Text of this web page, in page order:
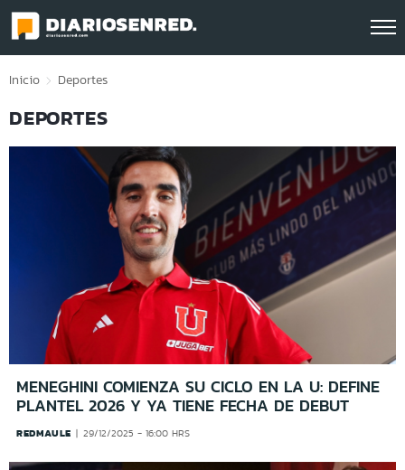
Click acá para ir directamente al contenido
Inicio Deportes
DEPORTES
MENEGHINI COMIENZA SU CICLO EN LA U: DEFINE
PLANTEL 2026 Y YA TIENE FECHA DE DEBUT
REDMAULE 29/12/2025 - 16:00 HRS